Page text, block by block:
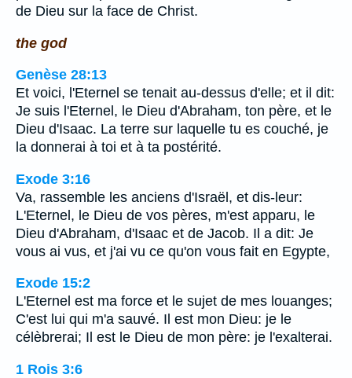
de Dieu sur la face de Christ.
the god
Genèse 28:13
Et voici, l'Eternel se tenait au-dessus d'elle; et il dit:
Je suis l'Eternel, le Dieu d'Abraham, ton père, et le
Dieu d'Isaac. La terre sur laquelle tu es couché, je
la donnerai à toi et à ta postérité.
Exode 3:16
Va, rassemble les anciens d'Israël, et dis-leur:
L'Eternel, le Dieu de vos pères, m'est apparu, le
Dieu d'Abraham, d'Isaac et de Jacob. Il a dit: Je
vous ai vus, et j'ai vu ce qu'on vous fait en Egypte,
Exode 15:2
L'Eternel est ma force et le sujet de mes louanges;
C'est lui qui m'a sauvé. Il est mon Dieu: je le
célèbrerai; Il est le Dieu de mon père: je l'exalterai.
1 Rois 3:6